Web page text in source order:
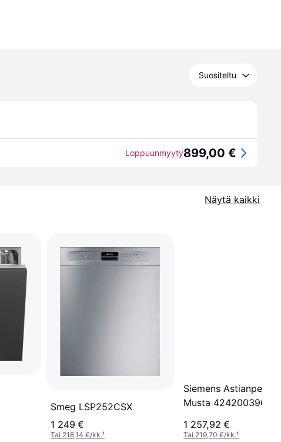
Suositeltu
Loppuunmyyty899,00 €
Näytä kaikki
Smeg LSP252CSX
1 249 €
Tai 218,14 €/kk.¹
Siemens
Musta
1 257,92 €
Tai 219,70 €/kk.¹